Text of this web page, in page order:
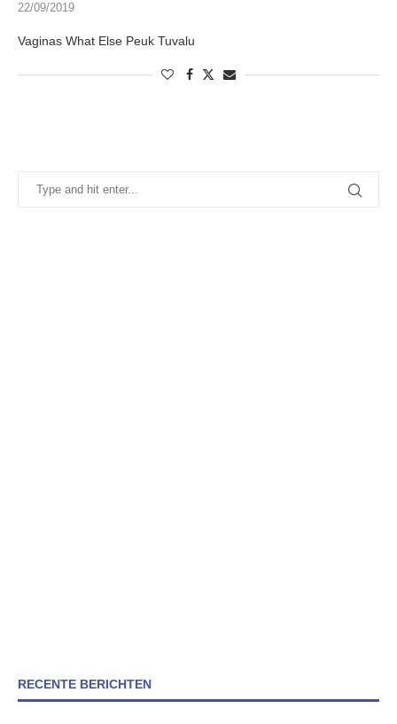
22/09/2019
Vaginas What Else Peuk Tuvalu
RECENTE BERICHTEN